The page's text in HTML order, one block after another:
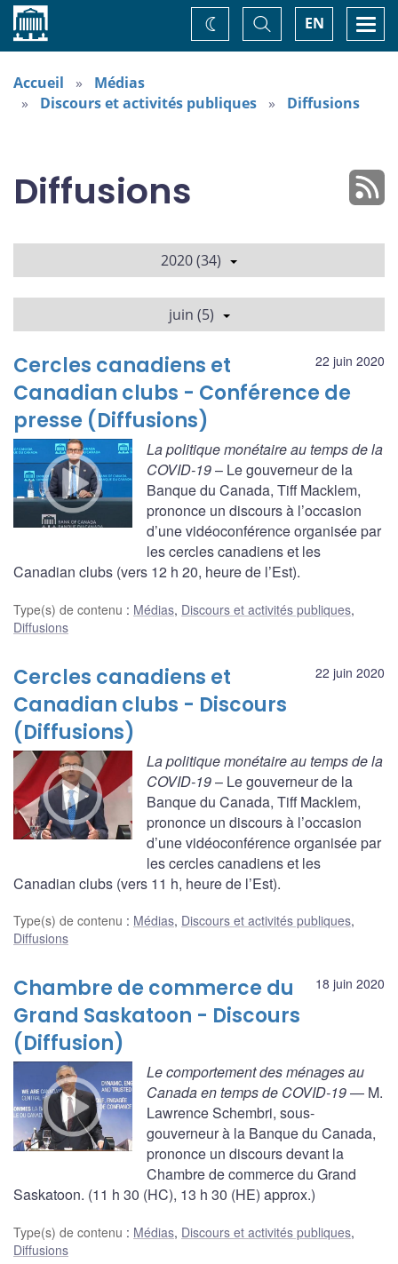
Accueil EN
Basculer
la
recherche
Changez
de
Accueil
Médias
Discours et activités publiques
Diffusions
Diffusions
2020 (34)
juin (5)
22 juin 2020
Cercles canadiens et
Canadian clubs - Conférence de
presse (Diffusions)
La politique monétaire au temps de la
COVID-19– Le gouverneur de la
Banque du Canada, Tiff Macklem,
prononce un discours à l’occasion
d’une vidéoconférence organisée par
les cercles canadiens et les
Canadian clubs (vers 12 h 20, heure de l’Est).
Type(s) de contenu : Médias, Discours et activités publiques,
Diffusions
22 juin 2020
Cercles canadiens et
Canadian clubs - Discours
(Diffusions)
La politique monétaire au temps de la
COVID-19– Le gouverneur de la
Banque du Canada, Tiff Macklem,
prononce un discours à l’occasion
d’une vidéoconférence organisée par
les cercles canadiens et les
Canadian clubs (vers 11 h, heure de l’Est).
Type(s) de contenu : Médias, Discours et activités publiques,
Diffusions
18 juin 2020
Chambre de commerce du
Grand Saskatoon - Discours
(Diffusion)
Le comportement des ménages au
Canada en temps de COVID-19— M.
Lawrence Schembri, sous-
gouverneur à la Banque du Canada,
prononce un discours devant la
Chambre de commerce du Grand
Saskatoon. (11 h 30 (HC), 13 h 30 (HE) approx.)
Type(s) de contenu : Médias, Discours et activités publiques,
Diffusions